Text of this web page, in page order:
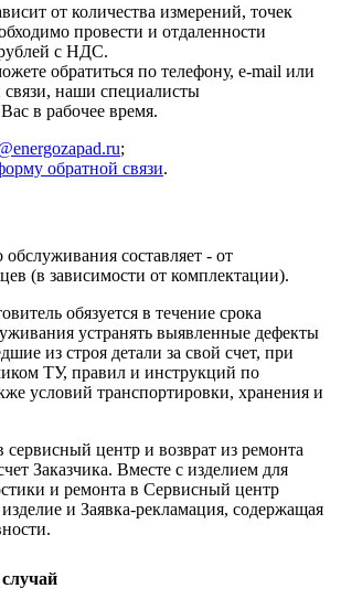
от количества измерений, точек
провести и отдаленности
с НДС.
обратиться по телефону, e-mail или
наши специалисты
в рабочее время.
;
обратной связи.
составляет - от
(в зависимости от комплектации).
обязуется в течение срока
устранять выявленные дефекты
из строя детали за свой счет, при
ТУ, правил и инструкций по
условий транспортировки, хранения и
сервисный центр и возврат из ремонта
Заказчика. Вместе с изделием для
и ремонта в Сервисный центр
изделие и Заявка-рекламация, содержащая